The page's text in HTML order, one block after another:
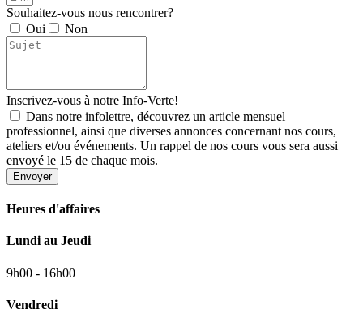
Souhaitez-vous nous rencontrer?
Oui
Non
Inscrivez-vous à notre Info-Verte!
Dans notre infolettre, découvrez un article mensuel
professionnel, ainsi que diverses annonces concernant nos cours,
ateliers et/ou événements. Un rappel de nos cours vous sera aussi
envoyé le 15 de chaque mois.
Envoyer
Heures d'affaires
Lundi au Jeudi
9h00 - 16h00
Vendredi